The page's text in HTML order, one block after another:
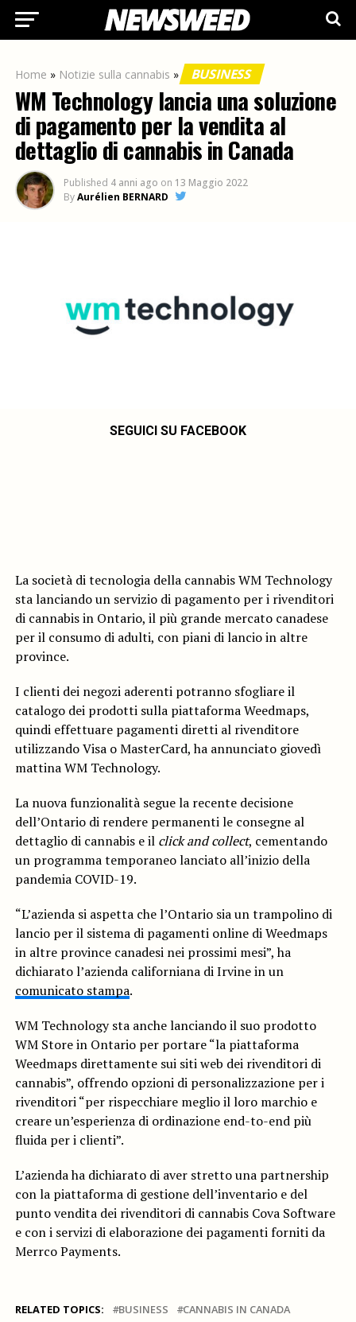
Home » Notizie sulla cannabis » BUSINESS
WM Technology lancia una soluzione
di pagamento per la vendita al
dettaglio di cannabis in Canada
Published 4 anni ago on 13 Maggio 2022
ByAurélien BERNARD
SEGUICI SU FACEBOOK
La società di tecnologia della cannabis WM Technology
sta lanciando un servizio di pagamento per i rivenditori
di cannabis in Ontario, il più grande mercato canadese
per il consumo di adulti, con piani di lancio in altre
province.
I clienti dei negozi aderenti potranno sfogliare il
catalogo dei prodotti sulla piattaforma Weedmaps,
quindi effettuare pagamenti diretti al rivenditore
utilizzando Visa o MasterCard, ha annunciato giovedì
mattina WM Technology.
La nuova funzionalità segue la recente decisione
dell’Ontario di rendere permanenti le consegne al
dettaglio di cannabis e il click and collect, cementando
un programma temporaneo lanciato all’inizio della
pandemia COVID-19.
“L’azienda si aspetta che l’Ontario sia un trampolino di
lancio per il sistema di pagamenti online di Weedmaps
in altre province canadesi nei prossimi mesi”, ha
dichiarato l’azienda californiana di Irvine in un
comunicato stampa.
WM Technology sta anche lanciando il suo prodotto
WM Store in Ontario per portare “la piattaforma
Weedmaps direttamente sui siti web dei rivenditori di
cannabis”, offrendo opzioni di personalizzazione per i
rivenditori “per rispecchiare meglio il loro marchio e
creare un’esperienza di ordinazione end-to-end più
fluida per i clienti”.
L’azienda ha dichiarato di aver stretto una partnership
con la piattaforma di gestione dell’inventario e del
punto vendita dei rivenditori di cannabis Cova Software
e con i servizi di elaborazione dei pagamenti forniti da
Merrco Payments.
RELATED TOPICS: BUSINESS CANNABIS IN CANADA